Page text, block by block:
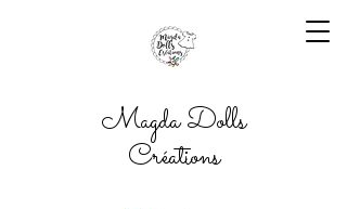
Magda Dolls
Créations